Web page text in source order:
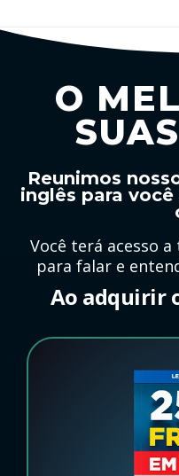
O
Reunimos
inglês para
Você terá acesso
para falar e
Ao adquirir